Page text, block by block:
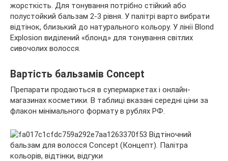
жорсткість. Для тонування потрібно стійкий або
полустойкий бальзам 2-3 рівня. У палітрі варто вибрати
відтінок, близький до натурального кольору. У лінії Blond
Explosion виділений «блонд» для тонування світлих
сивочолих волосся.
Вартість бальзамів Concept
Препарати продаються в супермаркетах і онлайн-
магазинах косметики. В таблиці вказані середні ціни за
флакон мінімального формату в рублях РФ.